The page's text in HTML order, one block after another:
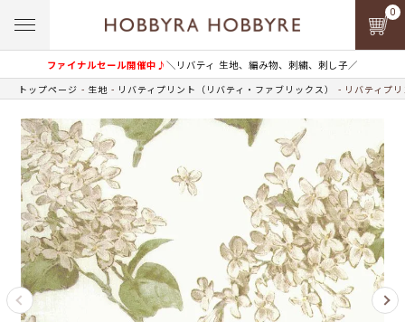
ファイナルセール開催中♪＼リバティ 生地、編み物、刺繍、刺し子／
0
トップページ 生地 リバティプリント（リバティ・ファブリックス） リバティプ